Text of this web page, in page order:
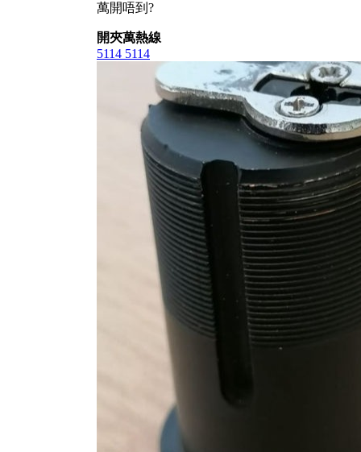
萬開唔到?
開夾萬熱線
5114 5114